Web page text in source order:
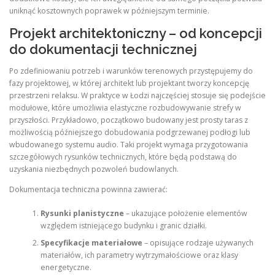
uniknąć kosztownych poprawek w późniejszym terminie.
Projekt architektoniczny – od koncepcji
do dokumentacji technicznej
Po zdefiniowaniu potrzeb i warunków terenowych przystępujemy do
fazy projektowej, w której architekt lub projektant tworzy koncepcję
przestrzeni relaksu. W praktyce w Łodzi najczęściej stosuje się podejście
modułowe, które umożliwia elastyczne rozbudowywanie strefy w
przyszłości. Przykładowo, początkowo budowany jest prosty taras z
możliwością późniejszego dobudowania podgrzewanej podłogi lub
wbudowanego systemu audio. Taki projekt wymaga przygotowania
szczegółowych rysunków technicznych, które będą podstawą do
uzyskania niezbędnych pozwoleń budowlanych.
Dokumentacja techniczna powinna zawierać:
Rysunki planistyczne – ukazujące położenie elementów
względem istniejącego budynku i granic działki.
Specyfikacje materiałowe – opisujące rodzaje używanych
materiałów, ich parametry wytrzymałościowe oraz klasy
energetyczne.